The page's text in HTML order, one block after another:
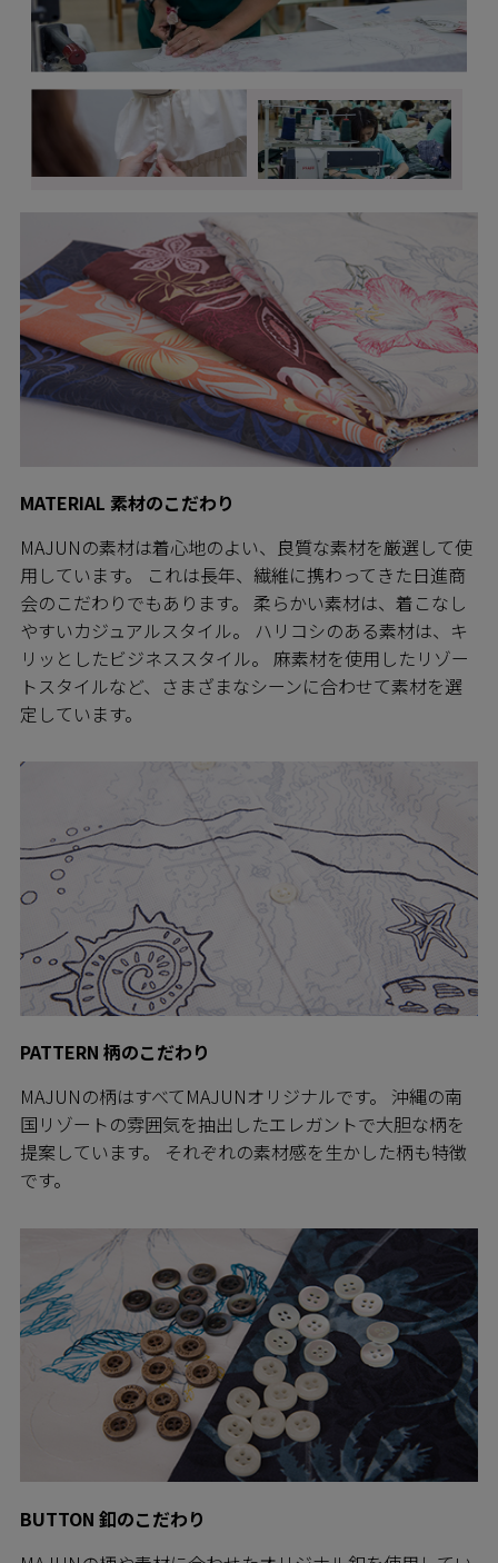
MATERIAL 素材のこだわり
MAJUNの素材は着心地のよい、良質な素材を厳選して使
用しています。 これは長年、繊維に携わってきた日進商
会のこだわりでもあります。 柔らかい素材は、着こなし
やすいカジュアルスタイル。 ハリコシのある素材は、キ
リッとしたビジネススタイル。 麻素材を使用したリゾー
トスタイルなど、さまざまなシーンに合わせて素材を選
定しています。
PATTERN 柄のこだわり
MAJUNの柄はすべてMAJUNオリジナルです。 沖縄の南
国リゾートの雰囲気を抽出したエレガントで大胆な柄を
提案しています。 それぞれの素材感を生かした柄も特徴
です。
BUTTON 釦のこだわり